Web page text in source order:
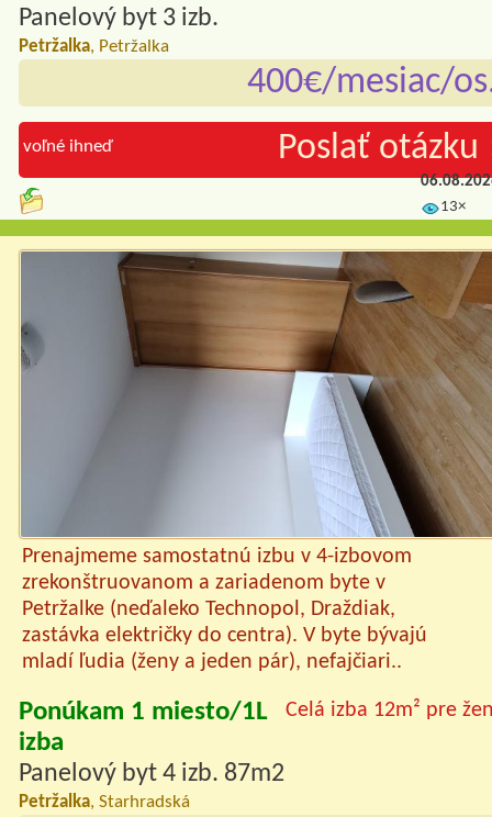
Panelový byt 3 izb.
Petržalka, Petržalka
400€/mesiac/
voľné ihneď Poslať otázku
13×
Prenajmeme samostatnú izbu v 4-izbovom
zrekonštruovanom a zariadenom byte v
Petržalke (neďaleko Technopol, Draždiak,
zastávka električky do centra). V byte bývajú
mladí ľudia (ženy a jeden pár), nefajčiari..
Celá izba 12m² pre
Ponúkam 1 miesto/1L
izba
Panelový byt 4 izb. 87m2
Petržalka, Starhradská